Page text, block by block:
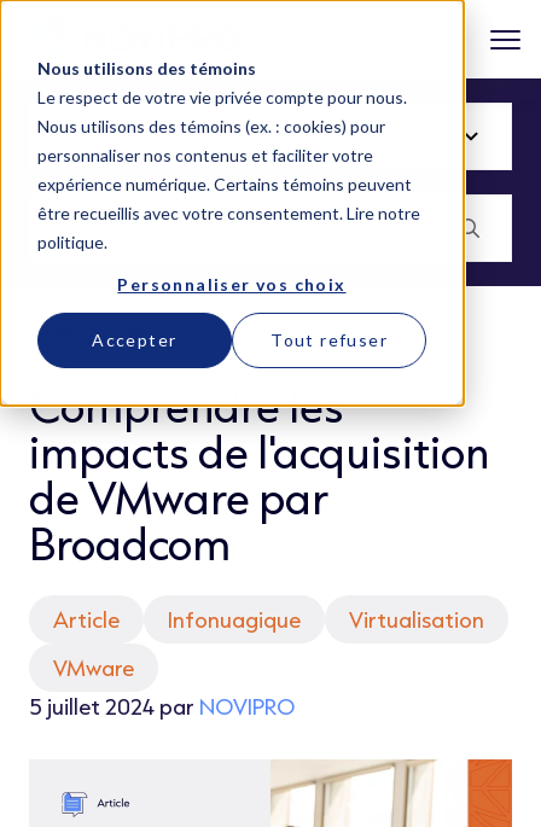
Nous utilisons des témoins
Le respect de votre vie privée compte pour nous.
Nous utilisons des témoins (ex. : cookies) pour
personnaliser nos contenus et faciliter votre
expérience numérique. Certains témoins peuvent
être recueillis avec votre consentement.Lire notre
politique.
Personnaliser vos choix
Accepter Tout refuser
BLOGUE
Comprendre les
impacts de l'acquisition
de VMware par
Broadcom
Article Infonuagique
Virtualisation
VMware
5 juillet 2024 par NOVIPRO